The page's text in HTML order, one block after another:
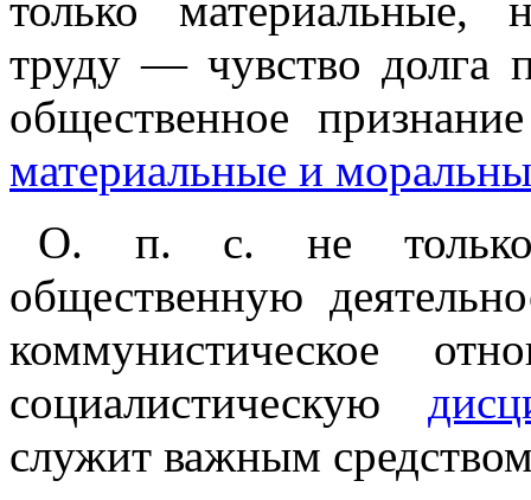
труду — чувство долга
общественное
материальные и
О. п. с. не только
общественную
коммунистическое
социалистическую
служит важным